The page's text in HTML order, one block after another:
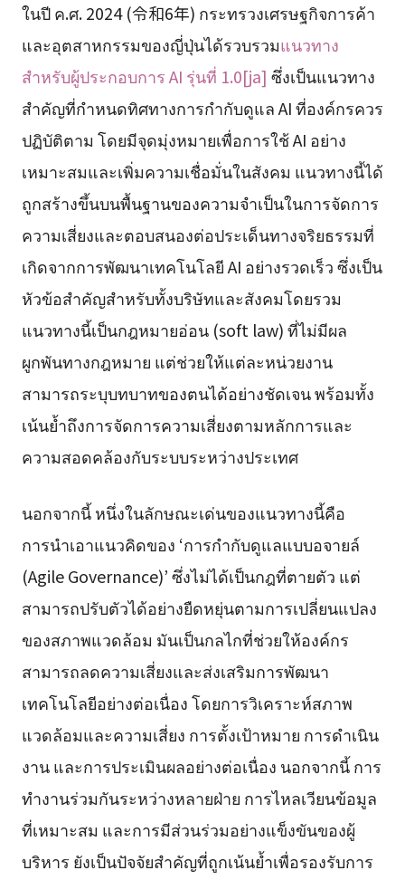
ในปี ค.ศ. 2024 (令和6年) กระทรวงเศรษฐกิจการค้า
และอุตสาหกรรมของญี่ปุ่นได้รวบรวมแนวทาง
สำหรับผู้ประกอบการ AI รุ่นที่ 1.0[ja] ซึ่งเป็นแนวทาง
สำคัญที่กำหนดทิศทางการกำกับดูแล AI ที่องค์กรควร
ปฏิบัติตาม โดยมีจุดมุ่งหมายเพื่อการใช้ AI อย่าง
เหมาะสมและเพิ่มความเชื่อมั่นในสังคม แนวทางนี้ได้
ถูกสร้างขึ้นบนพื้นฐานของความจำเป็นในการจัดการ
ความเสี่ยงและตอบสนองต่อประเด็นทางจริยธรรมที่
เกิดจากการพัฒนาเทคโนโลยี AI อย่างรวดเร็ว ซึ่งเป็น
หัวข้อสำคัญสำหรับทั้งบริษัทและสังคมโดยรวม
แนวทางนี้เป็นกฎหมายอ่อน (soft law) ที่ไม่มีผล
ผูกพันทางกฎหมาย แต่ช่วยให้แต่ละหน่วยงาน
สามารถระบุบทบาทของตนได้อย่างชัดเจน พร้อมทั้ง
เน้นย้ำถึงการจัดการความเสี่ยงตามหลักการและ
ความสอดคล้องกับระบบระหว่างประเทศ
นอกจากนี้ หนึ่งในลักษณะเด่นของแนวทางนี้คือ
การนำเอาแนวคิดของ ‘การกำกับดูแลแบบอจายล์
(Agile Governance)’ ซึ่งไม่ได้เป็นกฎที่ตายตัว แต่
สามารถปรับตัวได้อย่างยืดหยุ่นตามการเปลี่ยนแปลง
ของสภาพแวดล้อม มันเป็นกลไกที่ช่วยให้องค์กร
สามารถลดความเสี่ยงและส่งเสริมการพัฒนา
เทคโนโลยีอย่างต่อเนื่อง โดยการวิเคราะห์สภาพ
แวดล้อมและความเสี่ยง การตั้งเป้าหมาย การดำเนิน
งาน และการประเมินผลอย่างต่อเนื่อง นอกจากนี้ การ
ทำงานร่วมกันระหว่างหลายฝ่าย การไหลเวียนข้อมูล
ที่เหมาะสม และการมีส่วนร่วมอย่างแข็งขันของผู้
บริหาร ยังเป็นปัจจัยสำคัญที่ถูกเน้นย้ำเพื่อรองรับการ